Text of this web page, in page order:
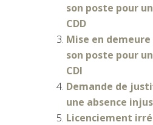
son poste pour
CDD
Mise en
son poste pour
CDI
Demande de
une absence
Licenciement